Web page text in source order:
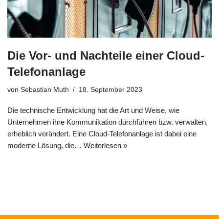
Die Vor- und Nachteile einer Cloud-
Telefonanlage
von Sebastian Muth 18. September 2023
Die technische Entwicklung hat die Art und Weise, wie
Unternehmen ihre Kommunikation durchführen bzw. verwalten,
erheblich verändert. Eine Cloud-Telefonanlage ist dabei eine
moderne Lösung, die… Weiterlesen »